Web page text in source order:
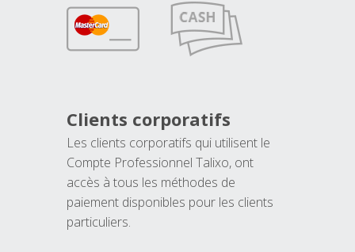
Clients corporatifs
Les clients corporatifs qui utilisent le
Compte Professionnel Talixo, ont
accès à tous les méthodes de
paiement disponibles pour les clients
particuliers.